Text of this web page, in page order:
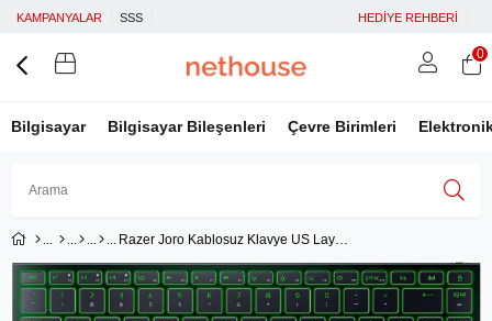
KAMPANYALAR SSS HEDİYE REHBERİ
Bilgisayar Bilgisayar Bileşenleri Çevre Birimleri
Facebook İle Bağlan
Google İle Bağlan
0
Razer Joro Kablosuz Klavye US Layout RZ03-02360100-R3M1